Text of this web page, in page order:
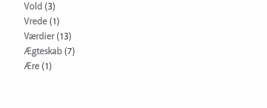
Vold (3)
Vrede (1)
Værdier(13)
Ægteskab (7)
Ære (1)